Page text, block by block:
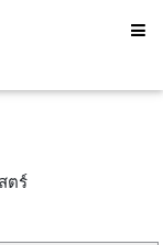
ตร์